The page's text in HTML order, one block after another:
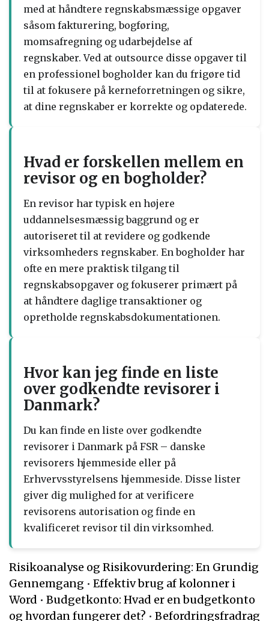
med at håndtere regnskabsmæssige opgaver
såsom fakturering, bogføring,
momsafregning og udarbejdelse af
regnskaber. Ved at outsource disse opgaver til
en professionel bogholder kan du frigøre tid
til at fokusere på kerneforretningen og sikre,
at dine regnskaber er korrekte og opdaterede.
Hvad er forskellen mellem en
revisor og en bogholder?
En revisor har typisk en højere
uddannelsesmæssig baggrund og er
autoriseret til at revidere og godkende
virksomheders regnskaber. En bogholder har
ofte en mere praktisk tilgang til
regnskabsopgaver og fokuserer primært på
at håndtere daglige transaktioner og
opretholde regnskabsdokumentationen.
Hvor kan jeg finde en liste
over godkendte revisorer i
Danmark?
Du kan finde en liste over godkendte
revisorer i Danmark på FSR – danske
revisorers hjemmeside eller på
Erhvervsstyrelsens hjemmeside. Disse lister
giver dig mulighed for at verificere
revisorens autorisation og finde en
kvalificeret revisor til din virksomhed.
Risikoanalyse og Risikovurdering: En Grundig
Gennemgang • Effektiv brug af kolonner i
Word • Budgetkonto: Hvad er en budgetkonto
og hvordan fungerer det? • Befordringsfradrag